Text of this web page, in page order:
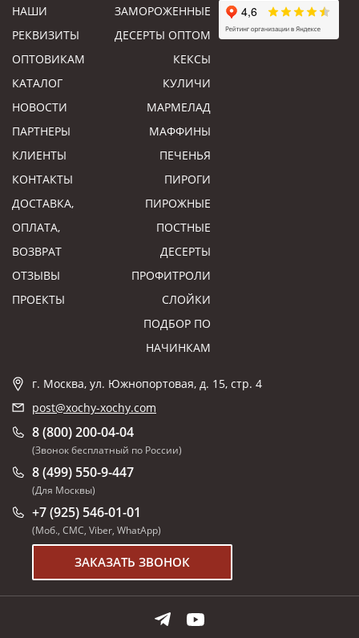
НАШИ
РЕКВИЗИТЫ
ОПТОВИКАМ
КАТАЛОГ
НОВОСТИ
ПАРТНЕРЫ
КЛИЕНТЫ
КОНТАКТЫ
ДОСТАВКА,
ОПЛАТА,
ВОЗВРАТ
ОТЗЫВЫ
ПРОЕКТЫ
ЗАМОРОЖЕННЫЕ
ДЕСЕРТЫ ОПТОМ
КЕКСЫ
КУЛИЧИ
МАРМЕЛАД
МАФФИНЫ
ПЕЧЕНЬЯ
ПИРОГИ
ПИРОЖНЫЕ
ПОСТНЫЕ
ДЕСЕРТЫ
ПРОФИТРОЛИ
СЛОЙКИ
ПОДБОР ПО
НАЧИНКАМ
г. Москва, ул. Южнопортовая, д. 15, стр. 4
post@xochy-xochy.com
8 (800) 200-04-04
(Звонок бесплатный по России)
8 (499) 550-9-447
(Для Москвы)
+7 (925) 546-01-01
(Моб., СМС, Viber, WhatApp)
ЗАКАЗАТЬ ЗВОНОК